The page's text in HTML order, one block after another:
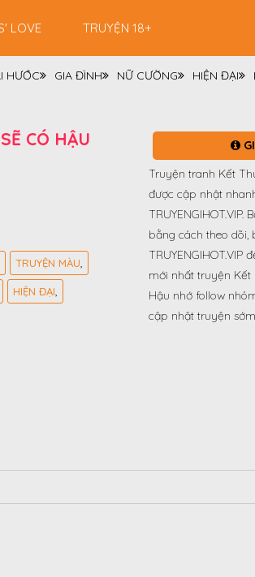
LOVE TRUYỆN 18+
HƯỚC GIA ĐÌNH NỮ CƯỜNG HIỆN ĐẠI
CÓ HẬU
TRUYỆN MÀU
HIỆN ĐẠI
Truyện tranh Kết
được cập nhật
bằng cách theo dõi,
TRUYENGIHOT.VIP
mới nhất truyện Kết
Hậu nhớ follow
cập nhật truyện